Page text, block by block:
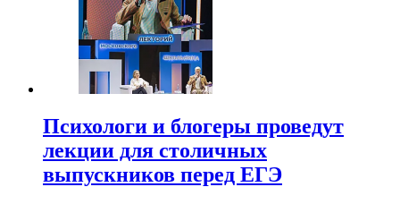
Психологи и блогеры проведут
лекции для столичных
выпускников перед ЕГЭ